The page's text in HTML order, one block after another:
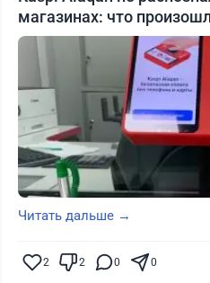
магазинах: что
Читать дальше →
2 2 0 0